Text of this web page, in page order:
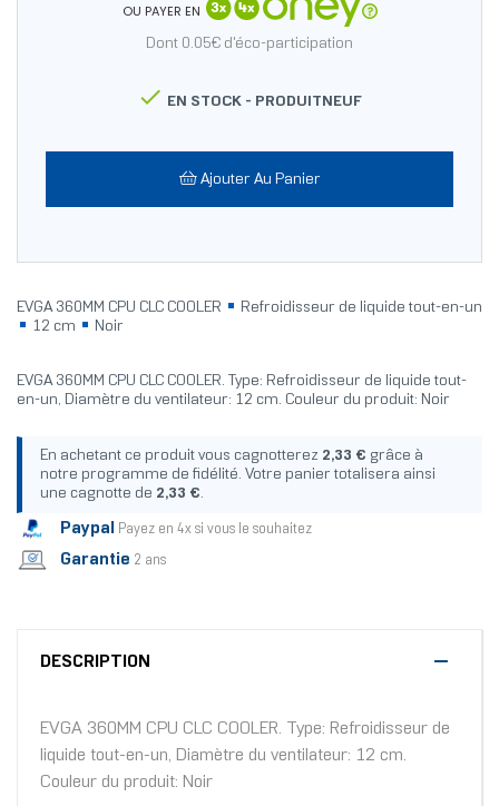
OU PAYER EN
Dont 0.05€ d'éco-participation
 EN STOCK - PRODUITNEUF
Ajouter Au Panier
EVGA 360MM CPU CLC COOLER
Refroidisseur de liquide tout-en-un
12 cm
Noir
EVGA 360MM CPU CLC COOLER. Type: Refroidisseur de liquide tout-
en-un, Diamètre du ventilateur: 12 cm. Couleur du produit: Noir
En achetant ce produit vous cagnotterez 2,33 € grâce à
notre programme de fidélité. Votre panier totalisera ainsi
une cagnotte de 2,33 €.
Paypal Payez en 4x si vous le souhaitez
Garantie 2 ans
DESCRIPTION
EVGA 360MM CPU CLC COOLER. Type: Refroidisseur de
liquide tout-en-un, Diamètre du ventilateur: 12 cm.
Couleur du produit: Noir